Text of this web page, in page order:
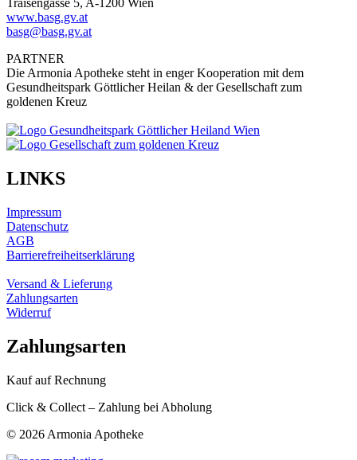
Traisengasse 5, A-1200 Wien
www.basg.gv.at
basg@basg.gv.at
PARTNER
Die Armonia Apotheke steht in enger Kooperation mit dem
Gesundheitspark Göttlicher Heilan & der Gesellschaft zum
goldenen Kreuz
LINKS
Impressum
Datenschutz
AGB
Barrierefreiheitserklärung
Versand & Lieferung
Zahlungsarten
Widerruf
Zahlungsarten
Kauf auf Rechnung
Click & Collect – Zahlung bei Abholung
© 2026 Armonia Apotheke